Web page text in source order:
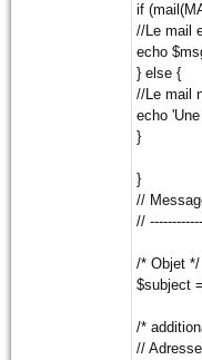
if
//Le mail
echo
} else {
//Le mail
echo
}
}
//
//
/* Objet
$subject
/*
//